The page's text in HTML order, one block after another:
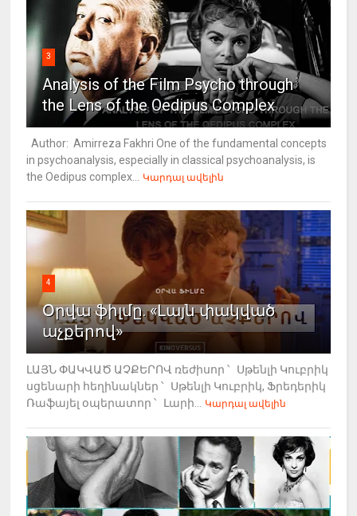
3
Analysis of the Film Psycho through
the Lens of the Oedipus Complex
Author: Amirreza Fakhri One of the fundamental concepts
in psychoanalysis, especially in classical psychoanalysis, is
the Oedipus complex...
Կարդալ ավելին
4
Օրվա ֆիլմը. «Լայն փակված
աչքերով»
ԼԱՅՆ ՓԱԿՎԱԾ ԱՉՔԵՐՈՎ ռեժիսոր ՝ Սթենլի Կուբրիկ
սցենարի հեղինակներ ՝ Սթենլի Կուբրիկ, Ֆրեդերիկ
Ռաֆայել օպերատոր ՝ Լարի...
Կարդալ ավելին